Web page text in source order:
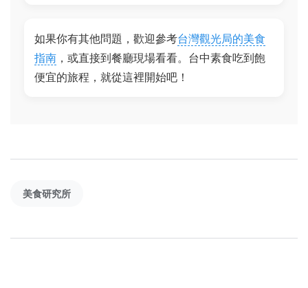
如果你有其他問題，歡迎參考台灣觀光局的美食
指南 ，或直接到餐廳現場看看。台中素食吃到飽
便宜的旅程，就從這裡開始吧！
美食研究所